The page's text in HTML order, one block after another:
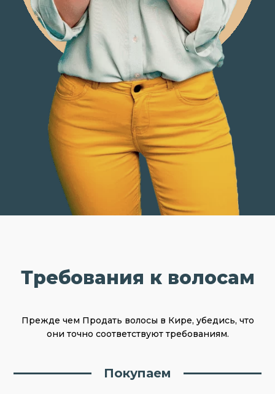
Требования к волосам
Прежде чем Продать волосы в Кире, убедись, что
они точно соответствуют требованиям.
Покупаем